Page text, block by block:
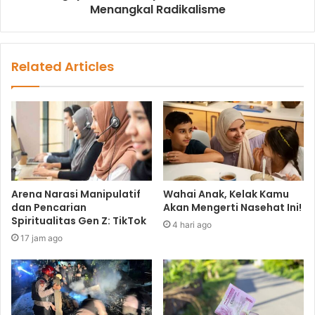
Menangkal Radikalisme
Related Articles
Arena Narasi Manipulatif
dan Pencarian
Spiritualitas Gen Z: TikTok
17 jam ago
Wahai Anak, Kelak Kamu
Akan Mengerti Nasehat Ini!
4 hari ago